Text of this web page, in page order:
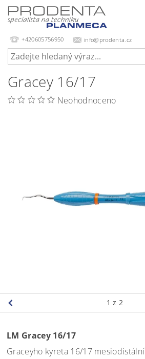
+420605756950 info@prodenta.cz
Gracey 16/17
Neohodnoceno
1 z 2
LM Gracey 16/17
Graceyho kyreta 16/17 mesiodistální